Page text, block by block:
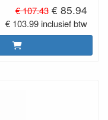
€ 107.43 € 85.94
€ 103.99 inclusief btw